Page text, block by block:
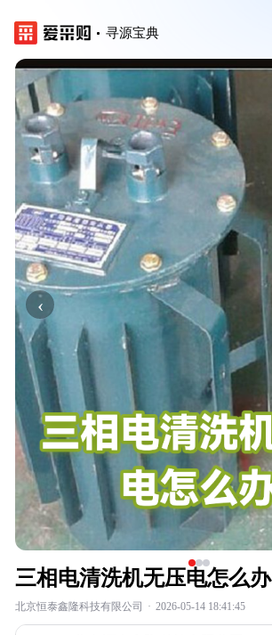
寻源宝典
‹
三相电清洗机无压电怎么办
北京恒泰鑫隆科技有限公司 · 2026-05-14 18:41:45